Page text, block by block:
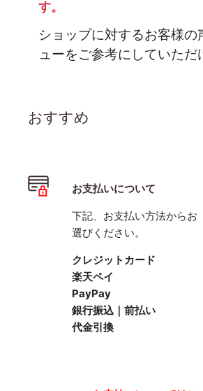
す。
ショップに対するお客様
ューをご参考にしていただ
おすすめ
お支払いについて
下記、お支払い方法からお
選びください。
クレジットカード
楽天ペイ
PayPay
銀行振込｜前払い
代金引換